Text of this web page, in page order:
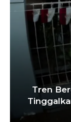
Tren